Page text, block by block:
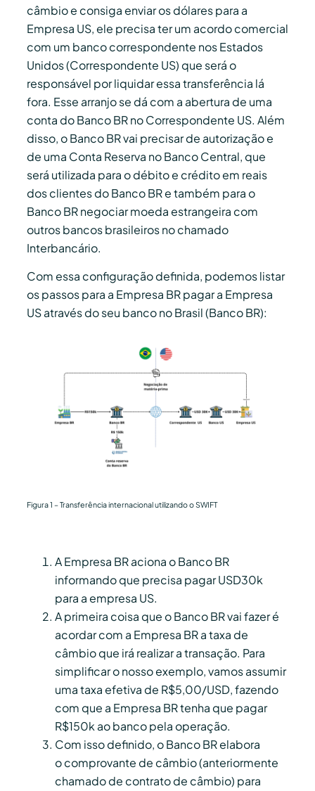
câmbio e consiga enviar os dólares para a
Empresa US, ele precisa ter um acordo comercial
com um banco correspondente nos Estados
Unidos (Correspondente US) que será o
responsável por liquidar essa transferência lá
fora. Esse arranjo se dá com a abertura de uma
conta do Banco BR no Correspondente US. Além
disso, o Banco BR vai precisar de autorização e
de uma Conta Reserva no Banco Central, que
será utilizada para o débito e crédito em reais
dos clientes do Banco BR e também para o
Banco BR negociar moeda estrangeira com
outros bancos brasileiros no chamado
Interbancário.
Com essa configuração definida, podemos listar
os passos para a Empresa BR pagar a Empresa
US através do seu banco no Brasil (Banco BR):
Figura 1 – Transferência internacional utilizando o SWIFT
A Empresa BR aciona o Banco BR
informando que precisa pagar USD30k
para a empresa US.
A primeira coisa que o Banco BR vai fazer é
acordar com a Empresa BR a taxa de
câmbio que irá realizar a transação. Para
simplificar o nosso exemplo, vamos assumir
uma taxa efetiva de R$5,00/USD, fazendo
com que a Empresa BR tenha que pagar
R$150k ao banco pela operação.
Com isso definido, o Banco BR elabora
o comprovante de câmbio (anteriormente
chamado de contrato de câmbio) para